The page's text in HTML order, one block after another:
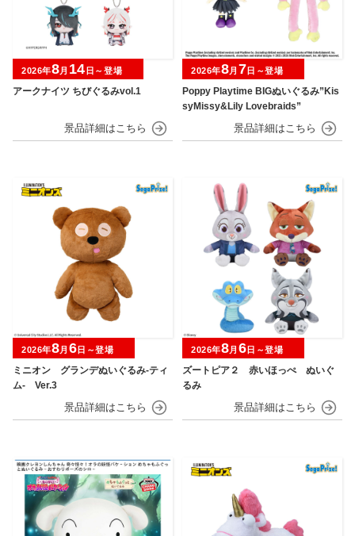
アークナイツ ちびぐるみvol.1
2026年8月 14 日～登場
Poppy Playtime BIGぬいぐるみ”Kis
syMissy&Lily Lovebraids”
2026年8月 7日～登場
ミニオン グランデぬいぐるみ‐ティ
ム‐ Ver.3
2026年8月 6日～登場
ズートピア２ 赤いほっぺ ぬいぐ
るみ
2026年8月 6日～登場